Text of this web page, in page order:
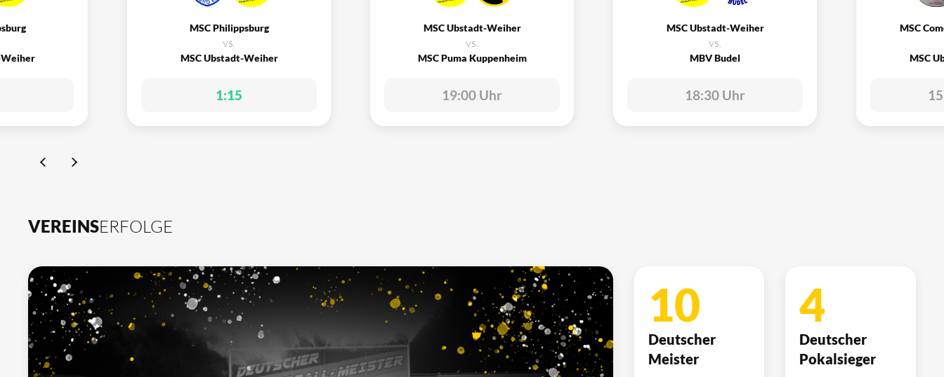
MSC Philippsburg
vs.
MSC Ubstadt-Weiher
1:15
MSC Ubstadt-Weiher
vs.
MSC Puma Kuppenheim
19:00 Uhr
MSC Ubstadt-Weiher
vs.
MBV Budel
18:30 Uhr
MSC
MSC
VEREINSERFOLGE
10
Deutscher
Meister
4
Deutscher
Pokalsieger